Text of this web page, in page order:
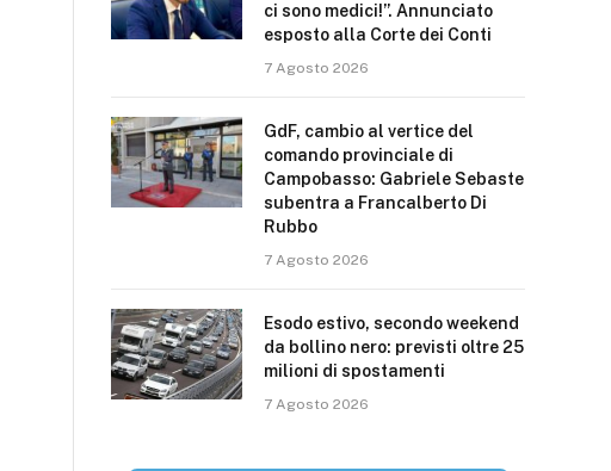
ci sono medici!”. Annunciato
esposto alla Corte dei Conti
7 Agosto 2026
GdF, cambio al vertice del
comando provinciale di
Campobasso: Gabriele Sebaste
subentra a Francalberto Di
Rubbo
7 Agosto 2026
Esodo estivo, secondo weekend
da bollino nero: previsti oltre 25
milioni di spostamenti
7 Agosto 2026